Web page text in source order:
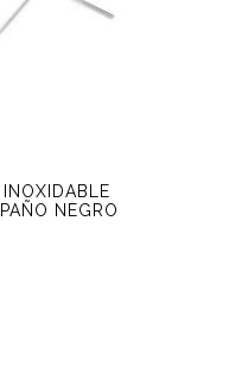
NEGRO